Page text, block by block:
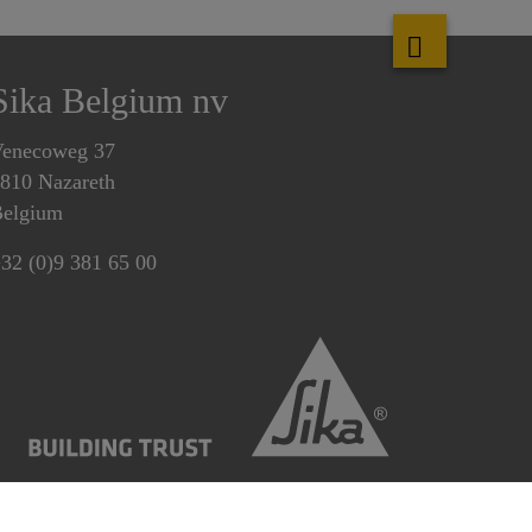
Belgium nv
37
Nazareth
(0)9 381 65 00